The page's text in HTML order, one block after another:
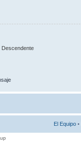
Descendente
El Equipo •